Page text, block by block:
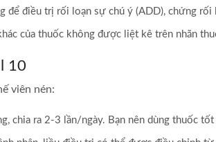
để điều trị rối loạn sự chú ý (ADD), chứng
của thuốc không được liệt kê trên nhãn
10
viên nén:
chia ra 2-3 lần/ngày. Bạn nên dùng thuốc